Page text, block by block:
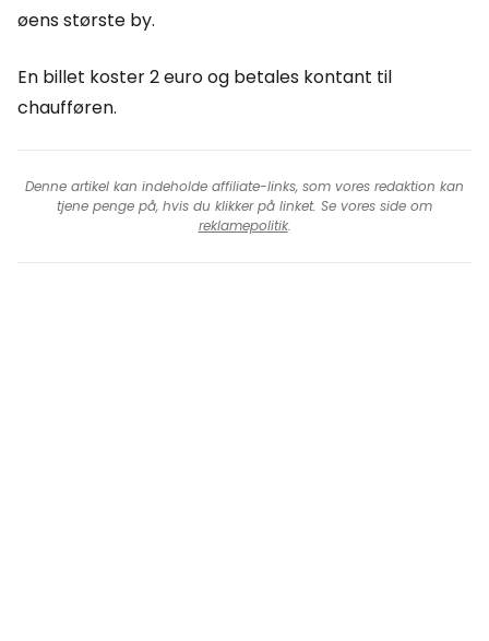
øens største by.
En billet koster 2 euro og betales kontant til
chaufføren.
Denne artikel kan indeholde affiliate-links, som vores redaktion kan
tjene penge på, hvis du klikker på linket. Se vores side om
reklamepolitik.